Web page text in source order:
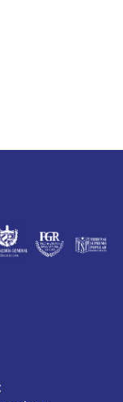
página